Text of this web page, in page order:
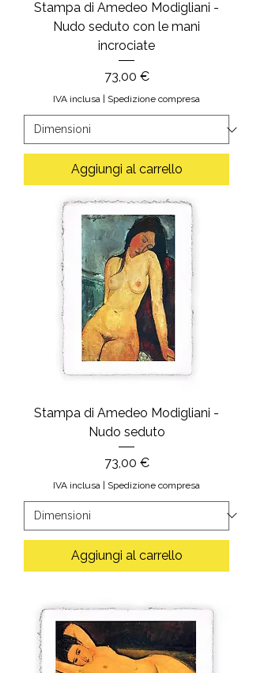
Stampa di Amedeo Modigliani -
Nudo seduto con le mani
incrociate
Prezzo
73,00 €
IVA inclusa Spedizione compresa
Aggiungi al carrello
Stampa di Amedeo Modigliani -
Nudo seduto
Prezzo
73,00 €
IVA inclusa | Spedizione compresa
Aggiungi al carrello